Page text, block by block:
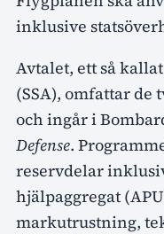
inklusive
Avtalet, ett så kallat
(SSA), omfattar de
och ingår i
Defense.
reservdelar
hjälpaggregat
markutrustning,